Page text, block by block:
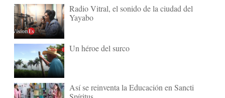
Radio Vitral, el sonido de la ciudad del
Yayabo
Un héroe del surco
Así se reinventa la Educación en Sancti